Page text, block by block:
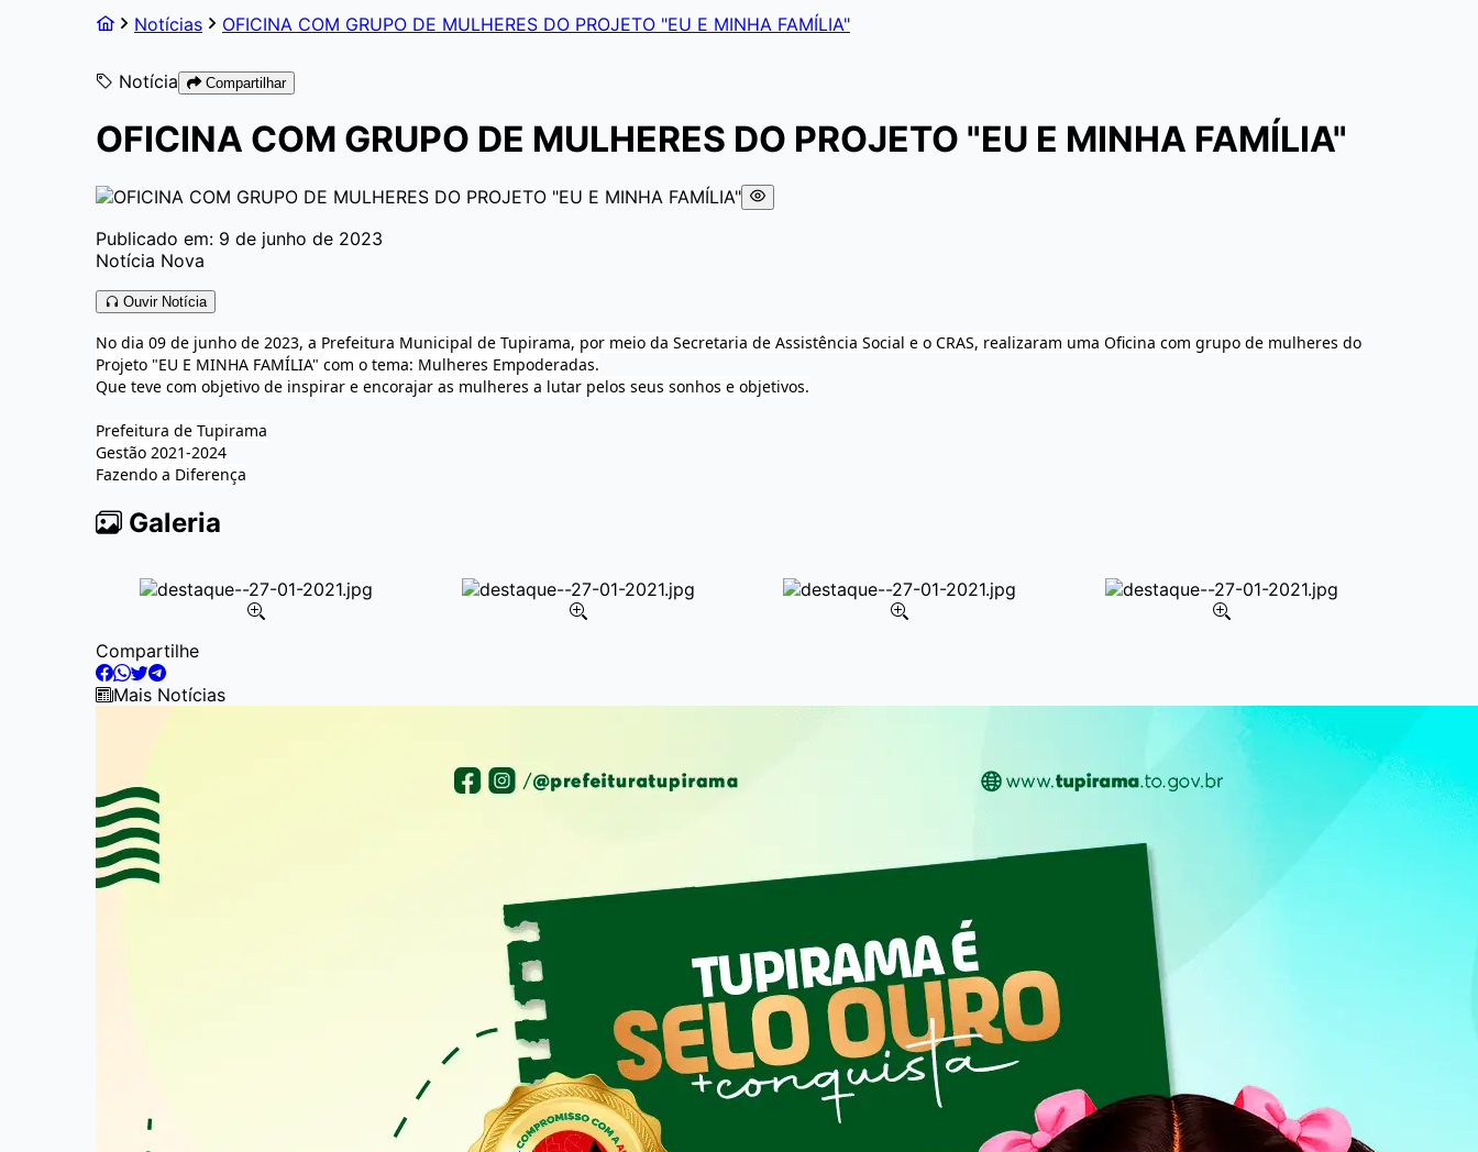
Notícias OFICINA COM GRUPO DE MULHERES DO PROJETO "EU E MINHA FAMÍLIA"
Notícia Compartilhar
OFICINA COM GRUPO DE MULHERES DO PROJETO "EU E MINHA FAMÍLIA"
Publicado em: 9 de junho de 2023
Notícia Nova
Ouvir Notícia
No dia 09 de junho de 2023, a Prefeitura Municipal de Tupirama, por meio da Secretaria de Assistência Social e o CRAS, realizaram uma Oficina com grupo de mulheres do
Projeto "EU E MINHA FAMÍLIA" com o tema: Mulheres Empoderadas.
Que teve com objetivo de inspirar e encorajar as mulheres a lutar pelos seus sonhos e objetivos.
Prefeitura de Tupirama
Gestão 2021-2024
Fazendo a Diferença
Galeria
Item
2
of
Compartilhe
Mais Notícias